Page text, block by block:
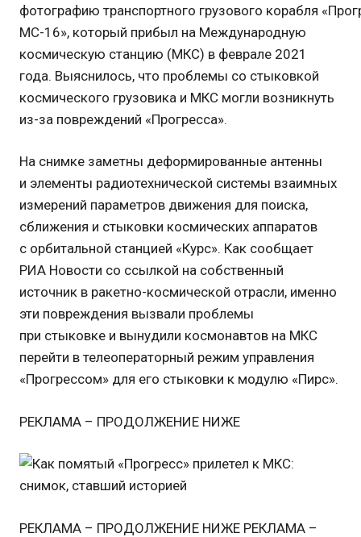
фотографию транспортного грузового корабля
МС-16», который прибыл на Международную
космическую станцию (МКС) в феврале 2021
года. Выяснилось, что проблемы со стыковкой
космического грузовика и МКС могли возникнуть
из-за повреждений «Прогресса».
На снимке заметны деформированные антенны
и элементы радиотехнической системы взаимных
измерений параметров движения для поиска,
сближения и стыковки космических аппаратов
с орбитальной станцией «Курс». Как сообщает
РИА Новости со ссылкой на собственный
источник в ракетно-космической отрасли, именно
эти повреждения вызвали проблемы
при стыковке и вынудили космонавтов на МКС
перейти в телеоператорный режим управления
«Прогрессом» для его стыковки к модулю «Пирс».
РЕКЛАМА – ПРОДОЛЖЕНИЕ НИЖЕ
РЕКЛАМА – ПРОДОЛЖЕНИЕ НИЖЕ РЕКЛАМА –